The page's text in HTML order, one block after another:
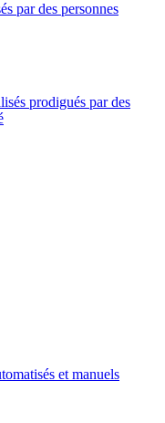
par des personnes
prodigués par des
et manuels